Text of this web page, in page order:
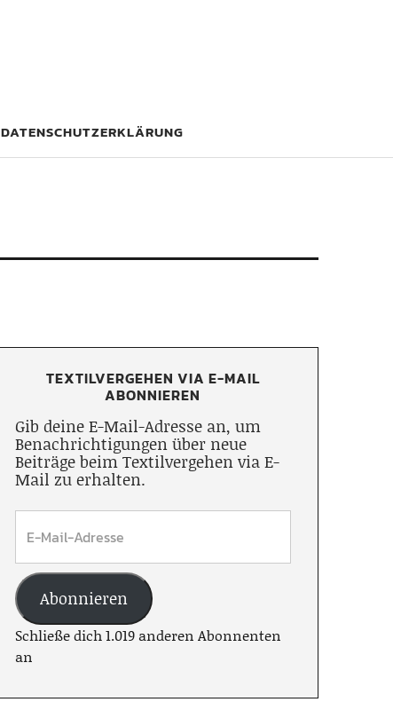
DATENSCHUTZERKLÄRUNG
TEXTILVERGEHEN VIA E-MAIL
ABONNIEREN
Gib deine E-Mail-Adresse an, um
Benachrichtigungen über neue
Beiträge beim Textilvergehen via E-
Mail zu erhalten.
Abonnieren
Schließe dich 1.019 anderen Abonnenten
an